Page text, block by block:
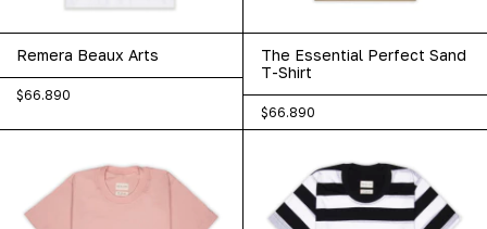
Remera Beaux Arts
$66.890
The Essential Perfect Sand
T-Shirt
$66.890